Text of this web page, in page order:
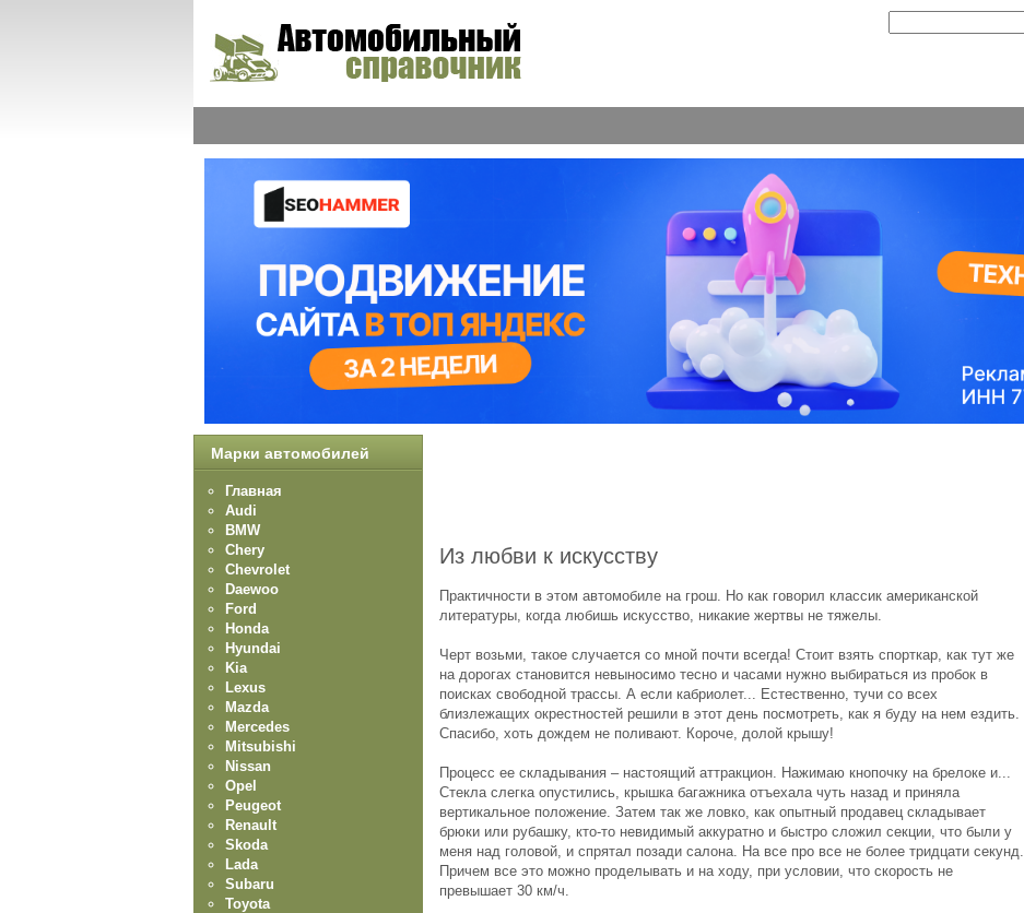
Из любви к искусству
Практичности в этом автомобиле на грош. Но как говорил классик американской
литературы, когда любишь искусство, никакие жертвы не тяжелы.
Черт возьми, такое случается со мной почти всегда! Стоит взять спорткар, как тут же
на дорогах становится невыносимо тесно и часами нужно выбираться из пробок в
поисках свободной трассы. А если кабриолет... Естественно, тучи со всех
близлежащих окрестностей решили в этот день посмотреть, как я буду на нем ездить.
Спасибо, хоть дождем не поливают. Короче, долой крышу!
Процесс ее складывания – настоящий аттракцион. Нажимаю кнопочку на брелоке и...
Стекла слегка опустились, крышка багажника отъехала чуть назад и приняла
вертикальное положение. Затем так же ловко, как опытный продавец складывает
брюки или рубашку, кто-то невидимый аккуратно и быстро сложил секции, что были у
меня над головой, и спрятал позади салона. На все про все не более тридцати секунд.
Причем все это можно проделывать и на ходу, при условии, что скорость не
превышает 30 км/ч.
Марки автомобилей
Главная
Audi
BMW
Chery
Chevrolet
Daewoo
Ford
Honda
Hyundai
Kia
Lexus
Mazda
Mercedes
Mitsubishi
Nissan
Opel
Peugeot
Renault
Skoda
Lada
Subaru
Toyota